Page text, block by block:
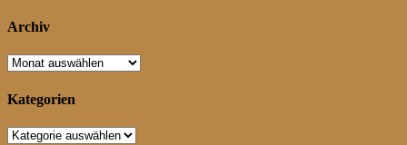
Archiv
Archiv
Kategorien
Kategorien